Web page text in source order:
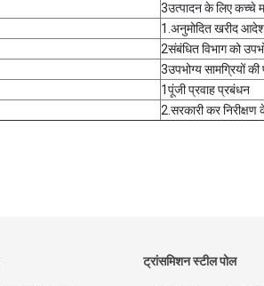
3उत्पादन के लिए कच्चे
1.अनुमोदित खरीद आदेश
2संबंधित विभाग को
3उपभोग्य सामग्रियों
1पूंजी प्रवाह प्रबंधन
2.सरकारी कर निरीक्षण
ट्रांसमिशन स्टील पोल